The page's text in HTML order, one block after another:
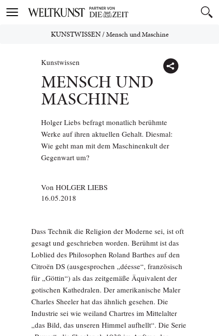
Toggle
KUNSTWISSEN/Mensch und Maschine
Kunstwissen
MENSCH UND
MASCHINE
Holger Liebs befragt monatlich berühmte
Werke auf ihren aktuellen Gehalt. Diesmal:
Wie geht man mit dem Maschinenkult der
Gegenwart um?
Von HOLGER LIEBS
16.05.2018
Dass Technik die Religion der Moderne sei, ist oft
gesagt und geschrieben worden. Berühmt ist das
Loblied des Philosophen Roland Barthes auf den
Citroën DS (ausgesprochen „déesse“, französisch
für „Göttin“) als das zeitgemäße Äquivalent der
gotischen Kathedralen. Der amerikanische Maler
Charles Sheeler hat das ähnlich gesehen. Die
Industrie sei wie weiland Chartres im Mittelalter
„das Bild, das unseren Himmel aufhellt“. Die Serie